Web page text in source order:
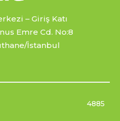
– Giriş Katı
Emre Cd. No:8
İstanbul
4885